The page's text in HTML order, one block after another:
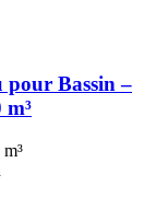
Bassin –